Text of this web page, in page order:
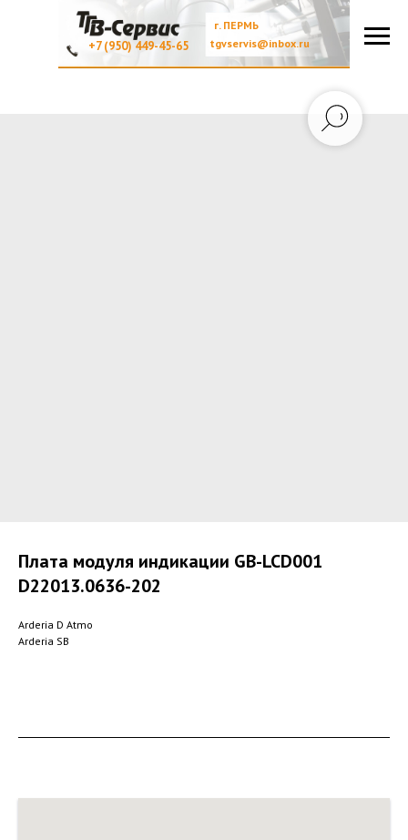
г. ПЕРМЬ
+7 (950) 449-45-65 tgvservis@inbox.ru
Плата модуля индикации GB-LCD001
D22013.0636-202
Arderia D Atmo
Arderia SB